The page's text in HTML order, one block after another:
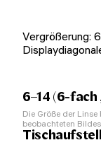
Vergrößerung:
6–14 (6-
Die Größe der
beobachteten